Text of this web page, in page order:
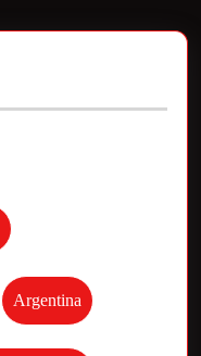
Argentina